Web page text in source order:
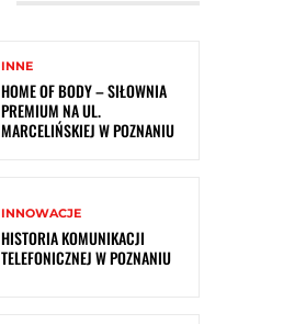
INNE
HOME OF BODY – SIŁOWNIA
PREMIUM NA UL.
MARCELIŃSKIEJ W POZNANIU
INNOWACJE
HISTORIA KOMUNIKACJI
TELEFONICZNEJ W POZNANIU